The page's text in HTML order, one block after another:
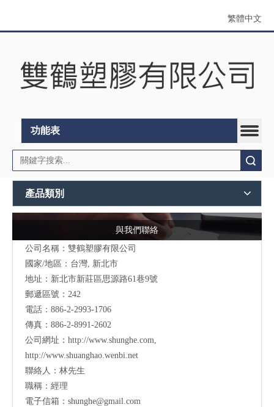
繁體中文
功能表
產品類別
與我們聯絡
公司名稱：雙鶴塑膠有限公司
國家/地區：台灣, 新北市
地址： 新北市新莊區思源路61巷9號
郵遞區號：242
電話：886-2-2993-1706
傳真：886-2-8991-2602
公司網址： http://www.shunghe.com,
http://www.shuanghao.wenbi.net
聯絡人：林先生
職稱：經理
電子信箱： shunghe@gmail.com